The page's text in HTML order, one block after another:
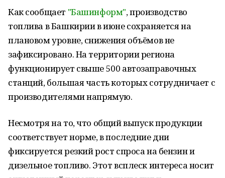
Как сообщает "Башинформ", производство
топлива в Башкирии в июне сохраняется на
плановом уровне, снижения объёмов не
зафиксировано. На территории региона
функционирует свыше 500 автозаправочных
станций, большая часть которых сотрудничает с
производителями напрямую.
Несмотря на то, что общий выпуск продукции
соответствует норме, в последние дни
фиксируется резкий рост спроса на бензин и
дизельное топливо. Этот всплеск интереса носит